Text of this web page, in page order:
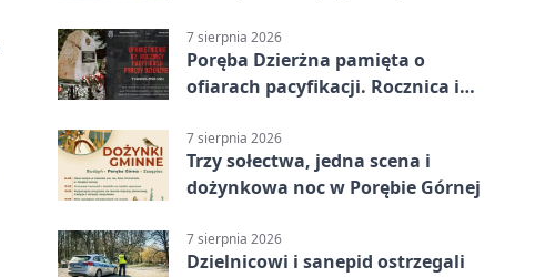
7 sierpnia 2026
Poręba Dzierżna pamięta o
ofiarach pacyfikacji. Rocznica i
7 sierpnia 2026
Trzy sołectwa, jedna scena i
dożynkowa noc w Porębie Górnej
7 sierpnia 2026
Dzielnicowi i sanepid ostrzegali